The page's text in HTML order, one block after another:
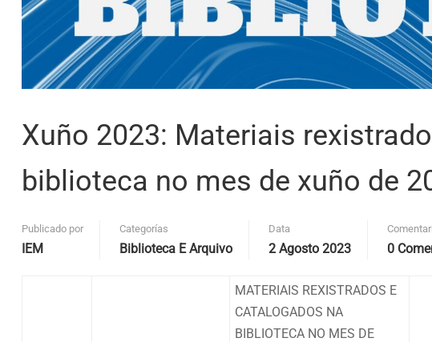
Xuño 2023: Materiais
biblioteca no mes de xuño de
Publicado por
IEM
Categorías
Biblioteca E Arquivo
Data
2 Agosto 2023 0
MATERIAIS REXISTRADOS E
CATALOGADOS NA
BIBLIOTECA NO MES DE